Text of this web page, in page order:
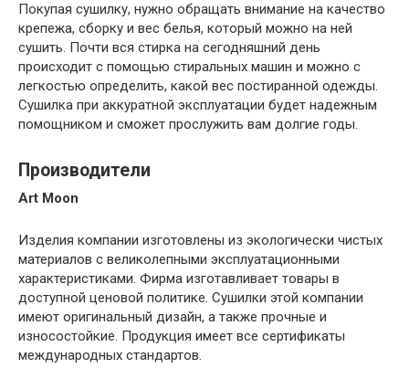
Покупая сушилку, нужно обращать внимание на качество
крепежа, сборку и вес белья, который можно на ней
сушить. Почти вся стирка на сегодняшний день
происходит с помощью стиральных машин и можно с
легкостью определить, какой вес постиранной одежды.
Сушилка при аккуратной эксплуатации будет надежным
помощником и сможет прослужить вам долгие годы.
Производители
Art Moon
Изделия компании изготовлены из экологически чистых
материалов с великолепными эксплуатационными
характеристиками. Фирма изготавливает товары в
доступной ценовой политике. Сушилки этой компании
имеют оригинальный дизайн, а также прочные и
износостойкие. Продукция имеет все сертификаты
международных стандартов.